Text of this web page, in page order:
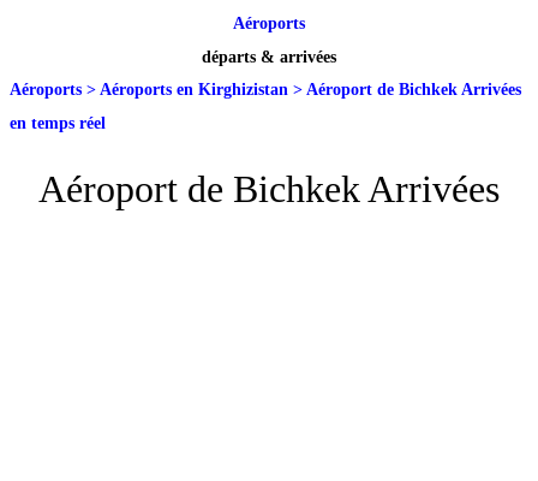
Aéroports
départs & arrivées
Aéroports > Aéroports en Kirghizistan > Aéroport de Bichkek Arrivées
en temps réel
Aéroport de Bichkek Arrivées